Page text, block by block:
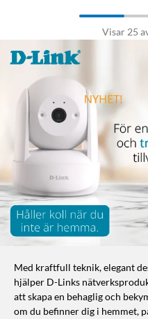
Med kraftfull teknik, elegant
hjälper D-Links
att skapa en behaglig och
om du befinner dig i hemmet,
Visar 25